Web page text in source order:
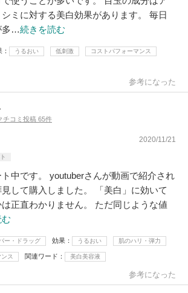
ミに対する美白効果があります。 毎日
多…続きを読む
うるおい 低刺激 コストパフォーマンス
参考になった
チコミ投稿 65件
2020/11/21
ト中です。 youtuberさんが動画で紹介され
して購入しました。 「美白」に効いて
正直わかりません。 ただ同じような値
ー・ドラッグ 効果 うるおい 肌のハリ・弾力
ス 関連ワード 美白美容液
参考になった